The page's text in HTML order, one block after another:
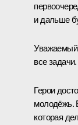
и дальше
Уважаемый
все задачи.
Герои
молодёжь.
которая